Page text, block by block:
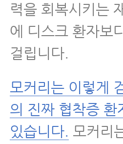
력을 회복시키는
에 디스크 환자보
걸립니다.
모커리는 이렇게
의 진짜 협착증 환
있습니다. 모커리